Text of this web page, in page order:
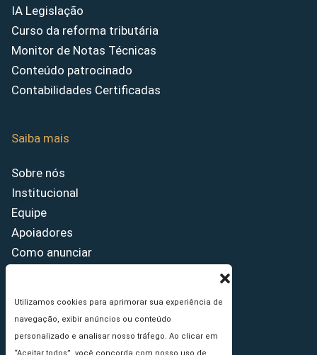
Utilizamos cookies para aprimorar sua experiência de
navegação, exibir anúncios ou conteúdo
personalizado e analisar nosso tráfego. Ao clicar em
IA Legislação
Curso da reforma tributária
Monitor de Notas Técnicas
Conteúdo patrocinado
Contabilidades Certificadas
Saiba mais
Sobre nós
Institucional
Equipe
Apoiadores
Como anunciar
Princípios Editoriais